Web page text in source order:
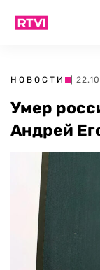
НОВОСТИ |
Умер
Андрей